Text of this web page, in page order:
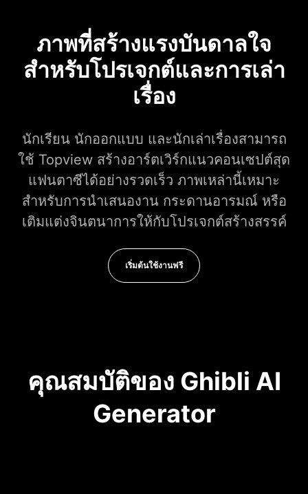
ภาพที่สร้างแรงบันดาลใจ
สำหรับโปรเจกต์และการเล่า
เรื่อง
นักเรียน นักออกแบบ และนักเล่าเรื่องสามารถ
ใช้ Topview สร้างอาร์ตเวิร์กแนวคอนเซปต์สุด
แฟนตาซีได้อย่างรวดเร็ว ภาพเหล่านี้เหมาะ
สำหรับการนำเสนองาน กระดานอารมณ์ หรือ
เติมแต่งจินตนาการให้กับโปรเจกต์สร้างสรรค์
เริ่มต้นใช้งานฟรี
คุณสมบัติของ Ghibli AI
Generator